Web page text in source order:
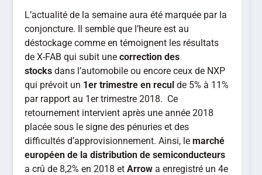
L’actualité de la semaine aura été marquée par la
conjoncture. Il semble que l’heure est au
déstockage comme en témoignent les résultats
de X-FAB qui subit unecorrection des
stocks dans l’automobile ou encore ceux de NXP
qui prévoit un 1er trimestre en reculde 5% à 11%
par rapport au 1er trimestre 2018. Ce
retournement intervient après une année 2018
placée sous le signe des pénuries et des
difficultés d’approvisionnement. Ainsi, lemarché
européen de la distribution de semiconducteurs
a crû de 8,2% en 2018 etArrowa enregistré un 4e